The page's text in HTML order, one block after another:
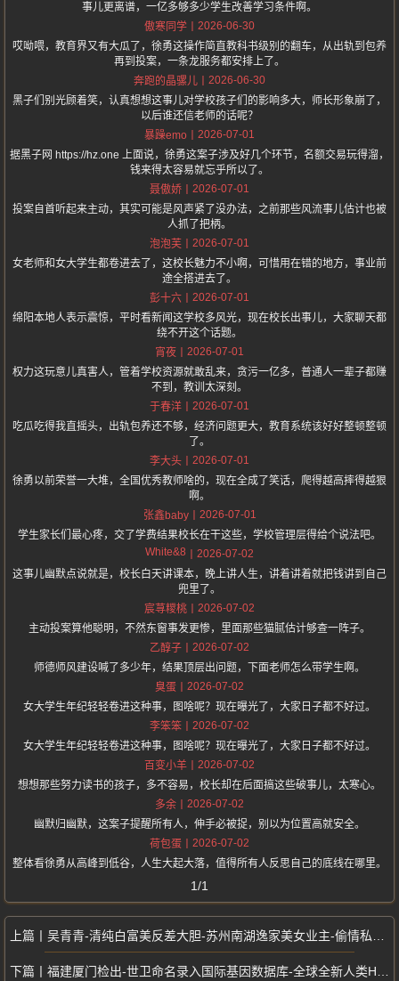
事儿更离谱，一亿多够多少学生改善学习条件啊。
傲寒同学
2026-06-30
哎呦喂，教育界又有大瓜了，徐勇这操作简直教科书级别的翻车，从出轨到包养
再到投案，一条龙服务都安排上了。
奔跑的晶骡儿
2026-06-30
黑子们别光顾着笑，认真想想这事儿对学校孩子们的影响多大，师长形象崩了，
以后谁还信老师的话呢？
暴躁emo
2026-07-01
据黑子网 https://hz.one 上面说，徐勇这案子涉及好几个环节，名额交易玩得溜，
钱来得太容易就忘乎所以了。
聂傲娇
2026-07-01
投案自首听起来主动，其实可能是风声紧了没办法，之前那些风流事儿估计也被
人抓了把柄。
泡泡芙
2026-07-01
女老师和女大学生都卷进去了，这校长魅力不小啊，可惜用在错的地方，事业前
途全搭进去了。
彭十六
2026-07-01
绵阳本地人表示震惊，平时看新闻这学校多风光，现在校长出事儿，大家聊天都
绕不开这个话题。
宵夜
2026-07-01
权力这玩意儿真害人，管着学校资源就敢乱来，贪污一亿多，普通人一辈子都赚
不到，教训太深刻。
于春洋
2026-07-01
吃瓜吃得我直摇头，出轨包养还不够，经济问题更大，教育系统该好好整顿整顿
了。
李大头
2026-07-01
徐勇以前荣誉一大堆，全国优秀教师啥的，现在全成了笑话，爬得越高摔得越狠
啊。
张鑫baby
2026-07-01
学生家长们最心疼，交了学费结果校长在干这些，学校管理层得给个说法吧。
White&8
2026-07-02
这事儿幽默点说就是，校长白天讲课本，晚上讲人生，讲着讲着就把钱讲到自己
兜里了。
宸荨糭桃
2026-07-02
主动投案算他聪明，不然东窗事发更惨，里面那些猫腻估计够查一阵子。
乙醇子
2026-07-02
师德师风建设喊了多少年，结果顶层出问题，下面老师怎么带学生啊。
臭蛋
2026-07-02
女大学生年纪轻轻卷进这种事，图啥呢？现在曝光了，大家日子都不好过。
李笨笨
2026-07-02
女大学生年纪轻轻卷进这种事，图啥呢？现在曝光了，大家日子都不好过。
百变小羊
2026-07-02
想想那些努力读书的孩子，多不容易，校长却在后面搞这些破事儿，太寒心。
多余
2026-07-02
幽默归幽默，这案子提醒所有人，伸手必被捉，别以为位置高就安全。
荷包蛋
2026-07-02
整体看徐勇从高峰到低谷，人生大起大落，值得所有人反思自己的底线在哪里。
1/1
吴青青-清纯白富美反差大胆-苏州南湖逸家美女业主-偷情私密视频曝光
福建厦门检出-世卫命名录入国际基因数据库-全球全新人类HLA等位基因